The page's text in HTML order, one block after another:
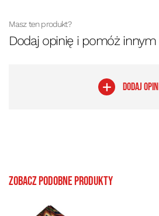
Masz ten produkt?
Dodaj opinię i pomóż
DODAJ
Zobacz podobne produkty